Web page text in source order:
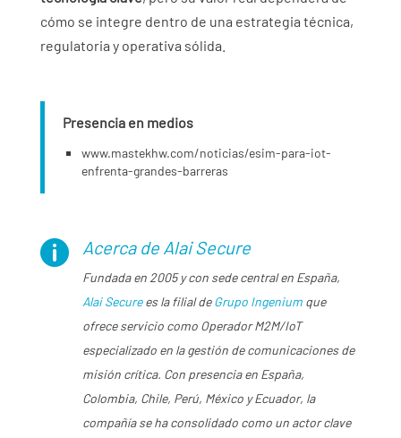
cómo se integre dentro de una estrategia técnica,
regulatoria y operativa sólida.
Presencia en medios
www.mastekhw.com/noticias/esim-para-iot-
enfrenta-grandes-barreras
 Acerca de Alai Secure
Fundada en 2005 y con sede central en España,
Alai Securees la filial deGrupo Ingeniumque
ofrece servicio como Operador M2M/IoT
especializado en la gestión de comunicaciones de
misión crítica. Con presencia en España,
Colombia, Chile, Perú, México y Ecuador, la
compañía se ha consolidado como un actor clave